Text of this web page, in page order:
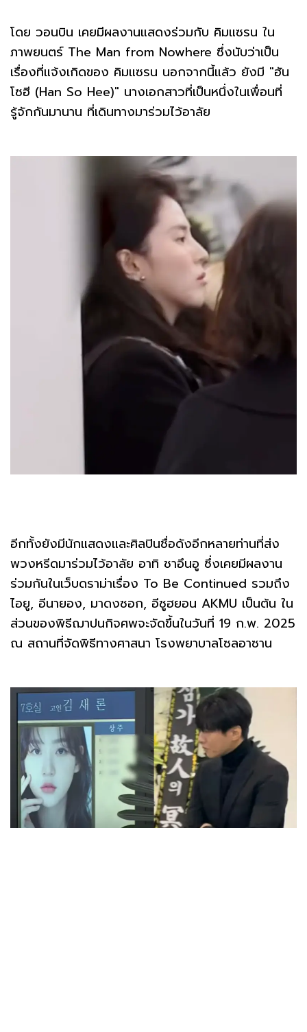
โดย วอนบิน เคยมีผลงานแสดงร่วมกับ คิมแซรน ใน
ภาพยนตร์ The Man from Nowhere ซึ่งนับว่าเป็น
เรื่องที่แจ้งเกิดของ คิมแซรน นอกจากนี้แล้ว ยังมี "ฮัน
โซฮี (Han So Hee)" นางเอกสาวที่เป็นหนึ่งในเพื่อนที่
รู้จักกันมานาน ที่เดินทางมาร่วมไว้อาลัย
อีกทั้งยังมีนักแสดงและศิลปินชื่อดังอีกหลายท่านที่ส่ง
พวงหรีดมาร่วมไว้อาลัย อาทิ ชาอึนอู ซึ่งเคยมีผลงาน
ร่วมกันในเว็บดราม่าเรื่อง To Be Continued รวมถึง
ไอยู, อีนายอง, มาดงซอก, อีซูฮยอน AKMU เป็นต้น ใน
ส่วนของพิธีฌาปนกิจศพจะจัดขึ้นในวันที่ 19 ก.พ. 2025
ณ สถานที่จัดพิธีทางศาสนา โรงพยาบาลโซลอาซาน